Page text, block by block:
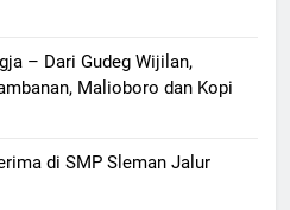
– Dari Gudeg Wijilan,
Malioboro dan Kopi
di SMP Sleman Jalur